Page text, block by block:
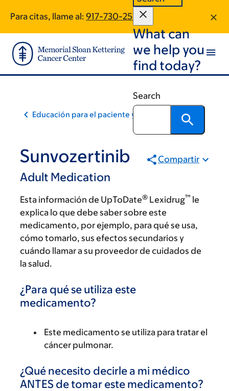
main
content
footer
Para citas, llame al: 917-730-2517
What can
we help you
find today?
Search
Educación para el paciente y la comunidad
Sunvozertinib
Adult Medication
Compartir
Esta información de UpToDate® Lexidrug™ le
explica lo que debe saber sobre este
medicamento, por ejemplo, para qué se usa,
cómo tomarlo, sus efectos secundarios y
cuándo llamar a su proveedor de cuidados de
la salud.
¿Para qué se utiliza este
medicamento?
Este medicamento se utiliza para tratar el
cáncer pulmonar.
¿Qué necesito decirle a mi médico
ANTES de tomar este medicamento?